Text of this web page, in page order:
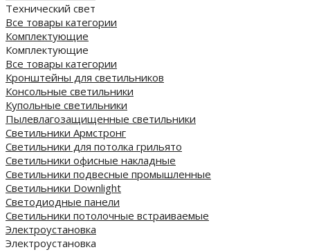
Технический свет
Все товары категории
Комплектующие
Комплектующие
Все товары категории
Кронштейны для светильников
Консольные светильники
Купольные светильники
Пылевлагозащищенные светильники
Светильники Армстронг
Светильники для потолка грильято
Светильники офисные накладные
Светильники подвесные промышленные
Светильники Downlight
Светодиодные панели
Cветильники потолочные встраиваемые
Электроустановка
Электроустановка